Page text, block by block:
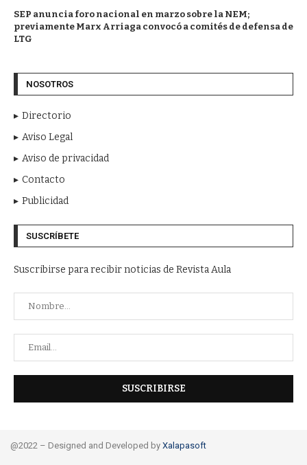
SEP anuncia foro nacional en marzo sobre la NEM;
previamente Marx Arriaga convocó a comités de defensa de
LTG
NOSOTROS
Directorio
Aviso Legal
Aviso de privacidad
Contacto
Publicidad
SUSCRÍBETE
Suscribirse para recibir noticias de Revista Aula
@2022 – Designed and Developed by Xalapasoft